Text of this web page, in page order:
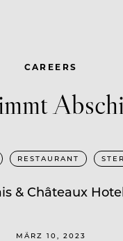
CAREERS
RESTAURANT
& Châteaux
MÄRZ 10, 2023